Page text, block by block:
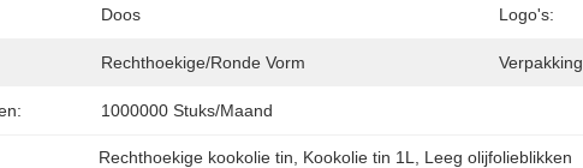
Doos Logo's:
Rechthoekige/ronde Vorm
1000000 Stuks/maand
Rechthoekige kookolie tin Kookolie tin 1L Leeg olijfolieblikken